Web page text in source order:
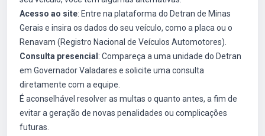
Acesso ao site: Entre na plataforma do Detran de Minas
Gerais e insira os dados do seu veículo, como a placa ou o
Renavam (Registro Nacional de Veículos Automotores).
Consulta presencial : Compareça a uma unidade do Detran
em Governador Valadares e solicite uma consulta
diretamente com a equipe.
É aconselhável resolver as multas o quanto antes, a fim de
evitar a geração de novas penalidades ou complicações
futuras.